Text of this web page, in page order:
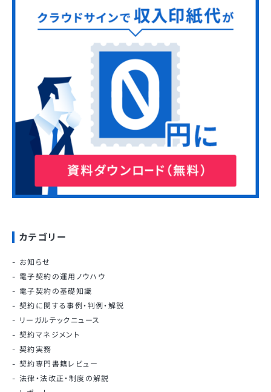
カテゴリー
お知らせ
電子契約の運用ノウハウ
電子契約の基礎知識
契約に関する事例・判例・解説
リーガルテックニュース
契約マネジメント
契約実務
契約専門書籍レビュー
法律・法改正・制度の解説